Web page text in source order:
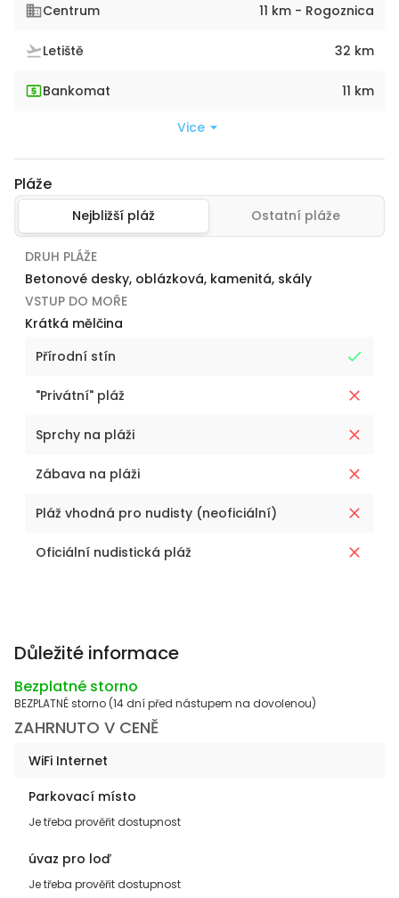
Centrum 11 km - Rogoznica
Letiště 32 km
Bankomat 11 km
Vice
Pláže
Nejbližší pláž Ostatní pláže
DRUH PLÁŽE
Betonové desky, oblázková, kamenitá, skály
VSTUP DO MOŘE
Krátká mělčina
Přírodní stín
"Privátní" pláž
Sprchy na pláži
Zábava na pláži
Pláž vhodná pro nudisty (neoficiální)
Oficiální nudistická pláž
Důležité informace
Bezplatné storno
BEZPLATNÉ storno (14 dní před nástupem na dovolenou)
ZAHRNUTO V CENĚ
WiFi Internet
Parkovací místo
Je třeba prověřit dostupnost
úvaz pro loď
Je třeba prověřit dostupnost